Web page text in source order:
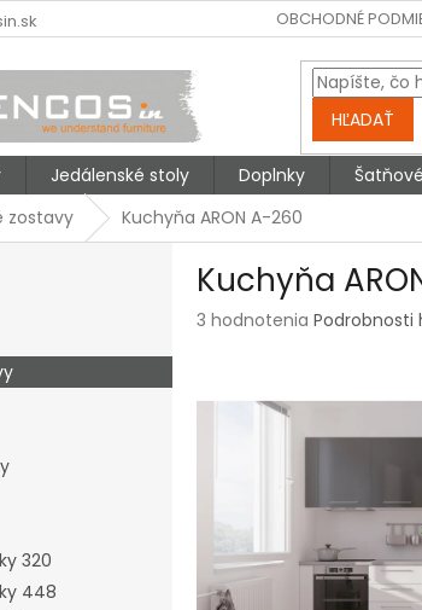
OBCHODNÉ
HĽADAŤ
Jedálenské stoly Doplnky
zostavy Kuchyňa ARON A-260
320
448
Kuchyňa
Priemerné
hviezdičiek.
3 hodnotenia Podrobnosti